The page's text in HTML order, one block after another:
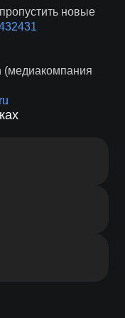
новые
(медиакомпания